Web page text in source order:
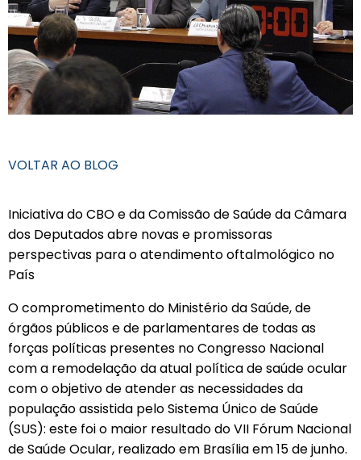
VOLTAR AO BLOG
Iniciativa do CBO e da Comissão de Saúde da Câmara
dos Deputados abre novas e promissoras
perspectivas para o atendimento oftalmológico no
País
O comprometimento do Ministério da Saúde, de
órgãos públicos e de parlamentares de todas as
forças políticas presentes no Congresso Nacional
com a remodelação da atual política de saúde ocular
com o objetivo de atender as necessidades da
população assistida pelo Sistema Único de Saúde
(SUS): este foi o maior resultado do VII Fórum Nacional
de Saúde Ocular, realizado em Brasília em 15 de junho.